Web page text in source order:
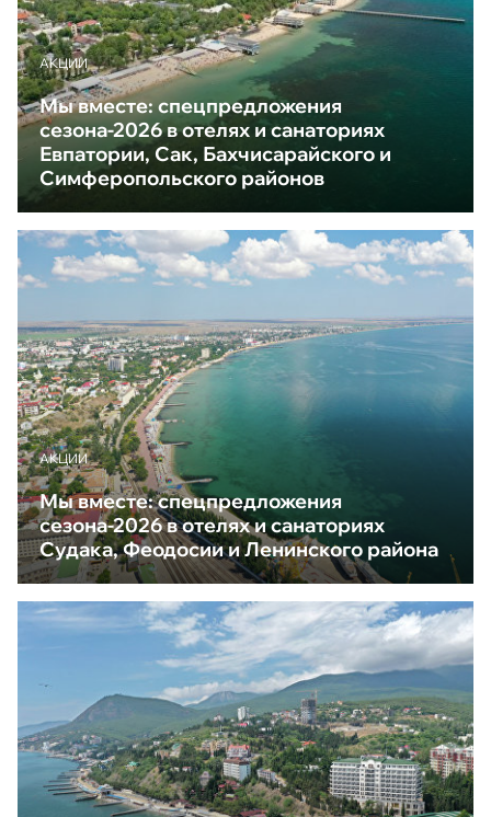
АКЦИИ
Мы вместе: спецпредложения
сезона-2026 в отелях и санаториях
Евпатории, Сак, Бахчисарайского и
Симферопольского районов
АКЦИИ
Мы вместе: спецпредложения
сезона-2026 в отелях и санаториях
Судака, Феодосии и Ленинского района